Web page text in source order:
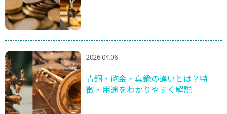
2026.04.06
青銅・砲金・真鍮の違いとは？特
徴・用途をわかりやすく解説